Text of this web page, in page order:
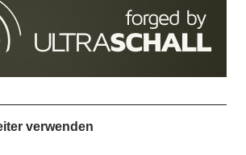
verwenden